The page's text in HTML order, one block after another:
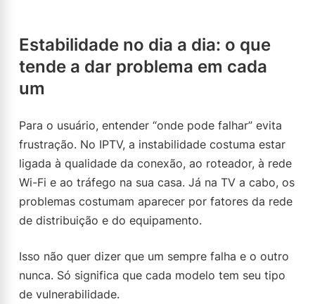
Estabilidade no dia a dia: o que
tende a dar problema em cada
um
Para o usuário, entender “onde pode falhar” evita
frustração. No IPTV, a instabilidade costuma estar
ligada à qualidade da conexão, ao roteador, à rede
Wi-Fi e ao tráfego na sua casa. Já na TV a cabo, os
problemas costumam aparecer por fatores da rede
de distribuição e do equipamento.
Isso não quer dizer que um sempre falha e o outro
nunca. Só significa que cada modelo tem seu tipo
de vulnerabilidade.